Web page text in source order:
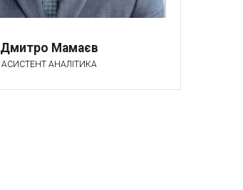
Дмитро Мамаєв
АСИСТЕНТ АНАЛІТИКА